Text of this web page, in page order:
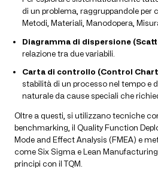
di un problema, raggruppandole per
Metodi, Materiali, Manodopera,
Diagramma di dispersione
relazione tra due variabili.
Carta di controllo (Control
stabilità di un processo nel tempo e
naturale da cause speciali che
Oltre a questi, si utilizzano tecniche
benchmarking, il Quality Function
Mode and Effect Analysis (FMEA) e
come Six Sigma e Lean
principi con il TQM.